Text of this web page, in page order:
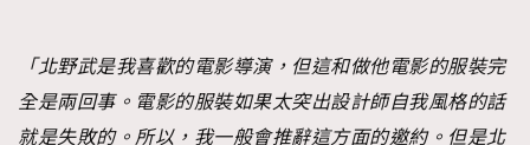
「北野武是我喜歡的電影導演，但這和做他電影的服裝完
全是兩回事。電影的服裝如果太突出設計師自我風格的話
就是失敗的。所以，我一般會推辭這方面的邀約。但是北